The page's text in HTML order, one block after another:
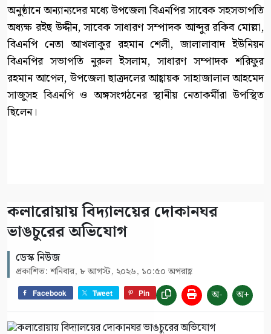
অনুষ্ঠানে অন্যান্যদের মধ্যে উপজেলা বিএনপির সাবেক সহসভাপতি
অধ্যক্ষ রইছ উদ্দীন, সাবেক সাধারণ সম্পাদক আব্দুর রকিব মোল্লা,
বিএনপি নেতা আখলাকুর রহমান শেলী, জালালাবাদ ইউনিয়ন
বিএনপির সভাপতি নুরুল ইসলাম, সাধারণ সম্পাদক শরিফুর
রহমান আপেল, উপজেলা ছাত্রদলের আহ্বায়ক সাহাজালাল আহমেদ
সাজুসহ বিএনপি ও অঙ্গসংগঠনের স্থানীয় নেতাকর্মীরা উপস্থিত
ছিলেন।
কলারোয়ায় বিদ্যালয়ের দোকানঘর
ভাঙচুরের অভিযোগ
ডেস্ক নিউজ
প্রকাশিত: শনিবার, ৮ আগস্ট, ২০২৬, ১০:৫০ অপরাহ্ণ
Facebook Tweet Pin অ- অ+